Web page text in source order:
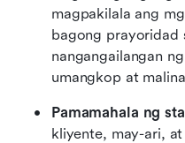
magpakilala ang
bagong prayoridad
nangangailangan
umangkop at
Pamamahala ng
kliyente, may-ari,